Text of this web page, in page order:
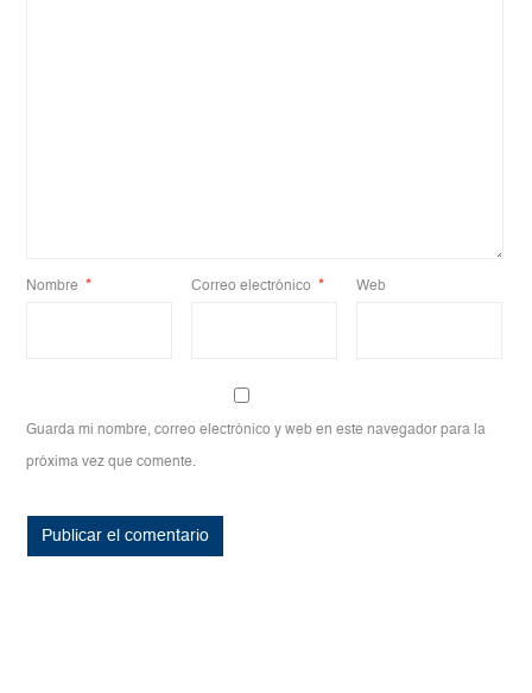
Nombre * Correo electrónico * Web
Guarda mi nombre, correo electrónico y web en este navegador para la
próxima vez que comente.